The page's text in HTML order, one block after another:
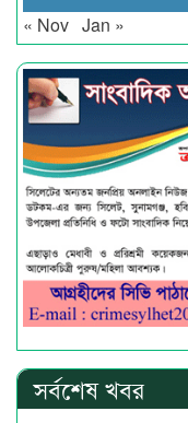
« Nov Jan »
সর্বশেষ খবর